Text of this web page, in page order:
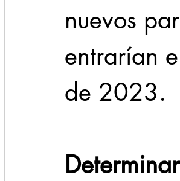
nuevos
entrarían
de 2023.